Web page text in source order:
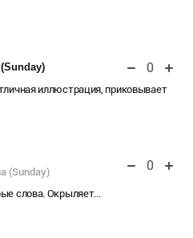
0
иллюстрация, приковывает
(Sunday)
0
слова. Окрыляет...